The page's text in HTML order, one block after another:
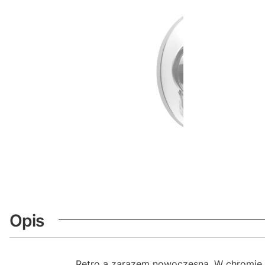
Opis